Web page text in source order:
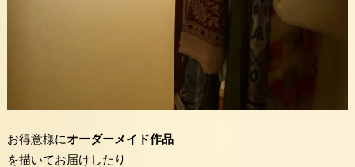
お得意様にオーダーメイド作品
を描いてお届けしたり